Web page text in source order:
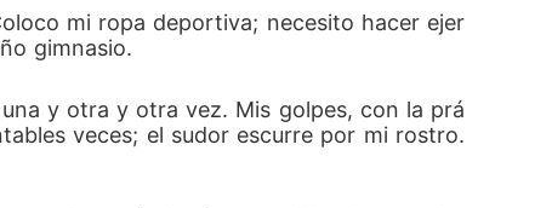
mi ropa deportiva; necesito hacer ejer
gimnasio.
y otra y otra vez. Mis golpes, con la prá
veces; el sudor escurre por mi rostro.